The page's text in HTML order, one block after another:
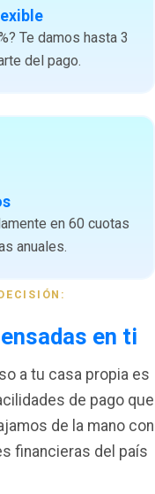
Te damos hasta 3
del pago.
en 60 cuotas
anuales.
en ti
a tu casa propia es
de pago que
de la mano con
financieras del país